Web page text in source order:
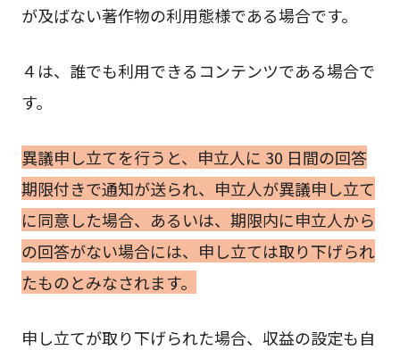
が及ばない著作物の利用態様である場合です。
４は、誰でも利用できるコンテンツである場合で
す。
異議申し立てを行うと、申立人に 30 日間の回答
期限付きで通知が送られ、申立人が異議申し立て
に同意した場合、あるいは、期限内に申立人から
の回答がない場合には、申し立ては取り下げられ
たものとみなされます。
申し立てが取り下げられた場合、収益の設定も自